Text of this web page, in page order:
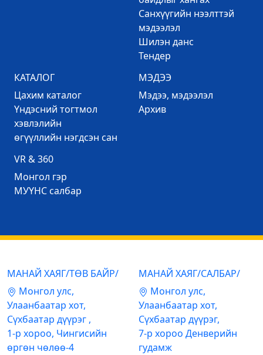
Санхүүгийн нээлттэй
мэдээлэл
Шилэн данс
Тендер
КАТАЛОГ
Цахим каталог
Үндэсний тогтмол
хэвлэлийн
өгүүллийн нэгдсэн сан
МЭДЭЭ
Mэдээ, мэдээлэл
Архив
VR & 360
Mонгол гэр
МУҮНС салбар
МАНАЙ ХАЯГ/ТӨВ БАЙР/
Mонгол улс,
Улаанбаатар хот,
Сүхбаатар дүүрэг ,
1-р хороо, Чингисийн
өргөн чөлөө-4
МАНАЙ ХАЯГ/САЛБАР/
Mонгол улс,
Улаанбаатар хот,
Сүхбаатар дүүрэг,
7-р хороо Денверийн
гудамж